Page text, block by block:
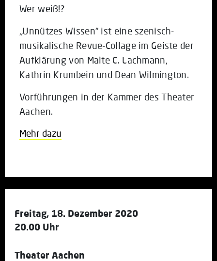
Wer weiß!?
„Unnützes Wissen“ ist eine szenisch-
musikalische Revue-Collage im Geiste der
Aufklärung von Malte C. Lachmann,
Kathrin Krumbein und Dean Wilmington.
Vorführungen in der Kammer des Theater
Aachen.
Mehr dazu
Freitag, 18. Dezember 2020
20.00 Uhr
Theater Aachen